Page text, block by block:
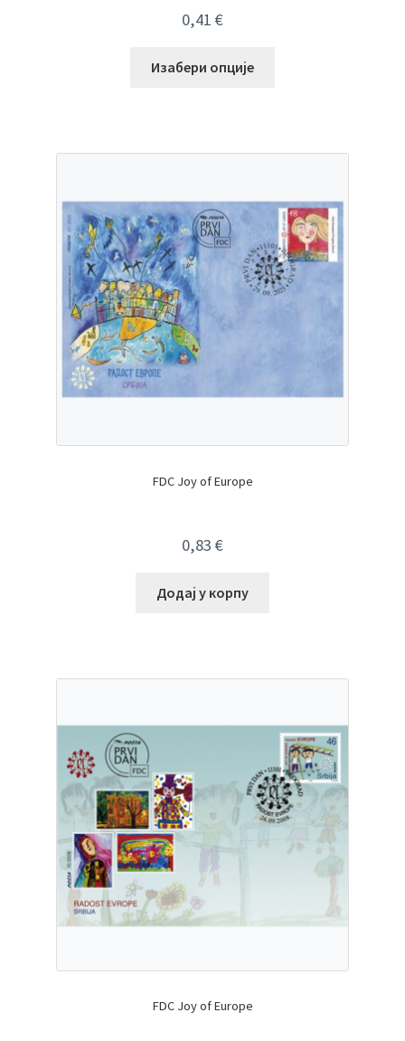
0,41 €
Изабери опције
FDC Joy of Europe
0,83 €
Додај у корпу
FDC Joy of Europe